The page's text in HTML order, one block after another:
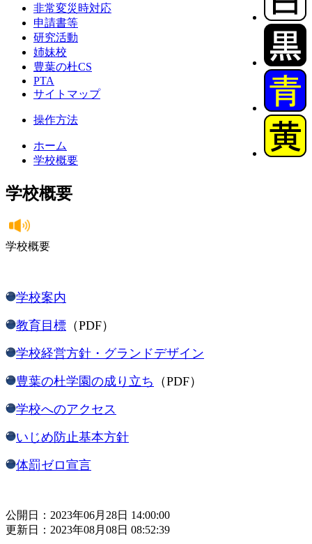
非常変災時対応
申請書等
研究活動
姉妹校
豊葉の杜CS
PTA
サイトマップ
操作方法
ホーム
学校概要
学校概要
学校概要
学校案内
教育目標 （PDF）
学校経営方針・グランドデザイン
豊葉の杜学園の成り立ち （PDF）
学校へのアクセス
いじめ防止基本方針
体罰ゼロ宣言
公開日：2023年06月28日 14:00:00
更新日：2023年08月08日 08:52:39